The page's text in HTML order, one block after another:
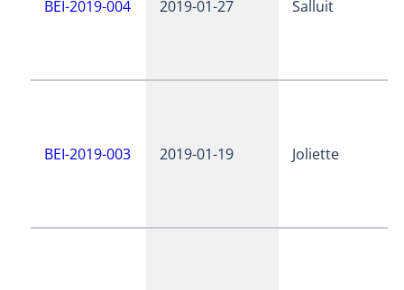
BEI-2019-004 2019-01-27 Salluit
BEI-2019-003 2019-01-19 Joliette